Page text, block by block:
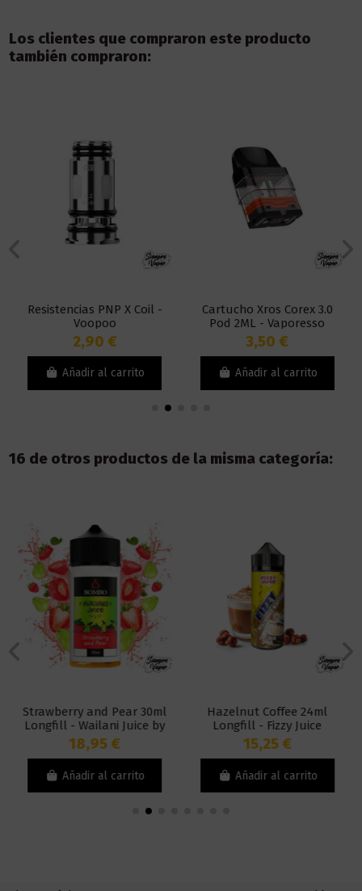
Los clientes que compraron este producto
también compraron:
Resistencias PNP X Coil -
Voopoo
2,90 €
Añadir al carrito
Cartucho Xros Corex 3.0
Pod 2ML - Vaporesso
3,50 €
Añadir al carrito
16 de otros productos de la misma categoría:
Strawberry and Pear 30ml
Longfill - Wailani Juice by
Bombo
18,95 €
Añadir al carrito
Hazelnut Coffee 24ml
Longfill - Fizzy Juice
15,25 €
Añadir al carrito